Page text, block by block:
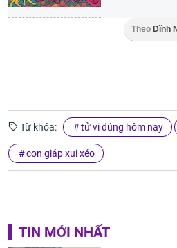
Theo Dĩnh
Từ khóa: tử vi đúng hôm nay
con giáp xui xẻo
TIN MỚI NHẤT